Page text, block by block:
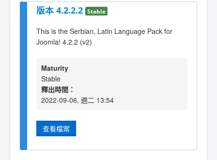
版本 4.2.2.2 Stable
This is the Serbian, Latin Language Pack for
Joomla! 4.2.2 (v2)
Maturity
Stable
釋出時間：
2022-09-06, 週二 13:54
查看檔案